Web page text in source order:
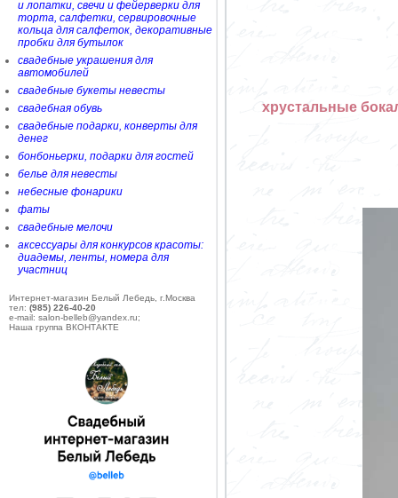
и лопатки, свечи и фейерверки для
торта, салфетки, сервировочные
кольца для салфеток, декоративные
пробки для бутылок
свадебные украшения для
автомобилей
свадебные букеты невесты
свадебная обувь
свадебные подарки, конверты для
денег
бонбоньерки, подарки для гостей
белье для невесты
небесные фонарики
фаты
свадебные мелочи
аксессуары для конкурсов красоты:
диадемы, ленты, номера для
участниц
Интернет-магазин Белый Лебедь, г.Москва
тел: (985) 226-40-20
e-mail: salon-belleb@yandex.ru;
Наша группа ВКОНТАКТЕ
хрустальные